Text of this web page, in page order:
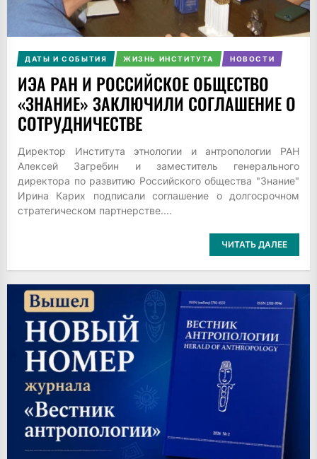
ДАТЫ И СОБЫТИЯ ЖИЗНЬ ИНСТИТУТА НОВОСТИ
ИЭА РАН И РОССИЙСКОЕ ОБЩЕСТВО
«ЗНАНИЕ» ЗАКЛЮЧИЛИ СОГЛАШЕНИЕ О
СОТРУДНИЧЕСТВЕ
Директор Института этнологии и антропологии РАН
Алексей Загребин и заместитель генерального
директора по развитию Российского общества "Знание"
Ирина Карих подписали соглашение о долгосрочном
стратегическом партнерстве....
ЧИТАТЬ ДАЛЕЕ